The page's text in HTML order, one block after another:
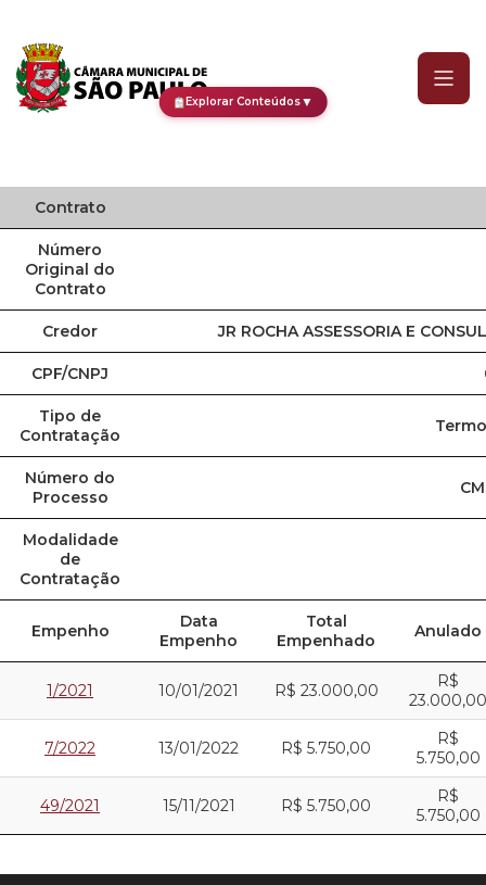
Explorar Conteúdos▼
Contrato
Número
Original do
Contrato
Credor JR ROCHA ASSESSORIA E
CPF/CNPJ
Tipo de
Contratação
Número do
Processo
Modalidade
de
Contratação
Empenho
Data
Empenho
Total
Empenhado
Anulado
1/2021 10/01/2021 R$ 23.000,00
R$
23.000,00
7/2022 13/01/2022 R$ 5.750,00
R$
5.750,00
49/2021 15/11/2021 R$ 5.750,00
R$
5.750,00